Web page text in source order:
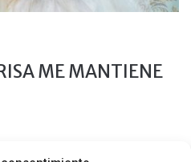
ME MANTIENE
con los botes de basura que